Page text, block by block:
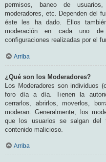
permisos, baneo de
moderadores, etc. Dependen del
éste les ha dado. Ellos
moderación en cada uno
configuraciones realizadas por el
Arriba
¿Qué son los Moderadores?
Los Moderadores son individuos
foro día a día. Tienen la
cerrarlos, abrirlos, moverlos,
moderan. Generalmente, los
que los usuarios se salgan del
contenido malicioso.
Arriba